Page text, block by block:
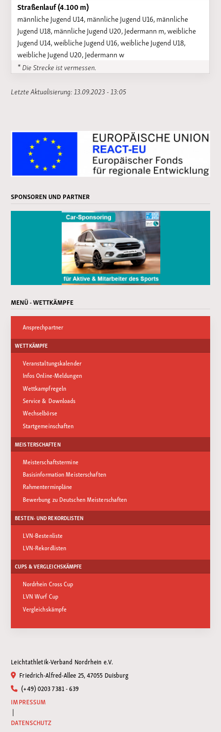
Straßenlauf (4.100 m)
männliche Jugend U14, männliche Jugend U16, männliche
Jugend U18, männliche Jugend U20, Jedermann m, weibliche
Jugend U14, weibliche Jugend U16, weibliche Jugend U18,
weibliche Jugend U20, Jedermann w
* Die Strecke ist vermessen.
Letzte Aktualisierung: 13.09.2023 - 13:05
SPONSOREN UND PARTNER
MENÜ - WETTKÄMPFE
Ansprechpartner
WETTKÄMPFE
Veranstaltungskalender
Infos Online-Meldungen
Wettkampfregeln
Service & Downloads
Wechselbörse
Startgemeinschaften
MEISTERSCHAFTEN
Meisterschaftstermine
Basisinformation Meisterschaften
Rahmenterminpläne
Bewerbung zu Deutschen Meisterschaften
BESTEN- UND REKORDLISTEN
LVN-Bestenliste
LVN-Rekordlisten
CUPS & VERGLEICHSKÄMPFE
Nordrhein Cross Cup
LVN Wurf Cup
Vergleichskämpfe
Leichtathletik-Verband Nordrhein e.V.
Friedrich-Alfred-Allee 25, 47055 Duisburg
(+49) 0203 7381 - 639
IMPRESSUM
|
DATENSCHUTZ